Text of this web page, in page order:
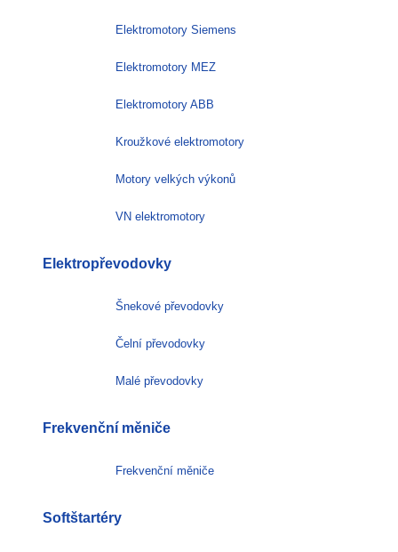
Elektromotory Siemens
Elektromotory MEZ
Elektromotory ABB
Kroužkové elektromotory
Motory velkých výkonů
VN elektromotory
Elektropřevodovky
Šnekové převodovky
Čelní převodovky
Malé převodovky
Frekvenční měniče
Frekvenční měniče
Softštartéry